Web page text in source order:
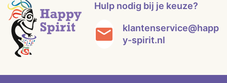
Hulp nodig bij je keuze?
klantenservice@happ
y-spirit.nl